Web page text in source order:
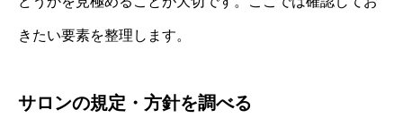
きたい要素を整理します。
サロンの規定・方針を調べる